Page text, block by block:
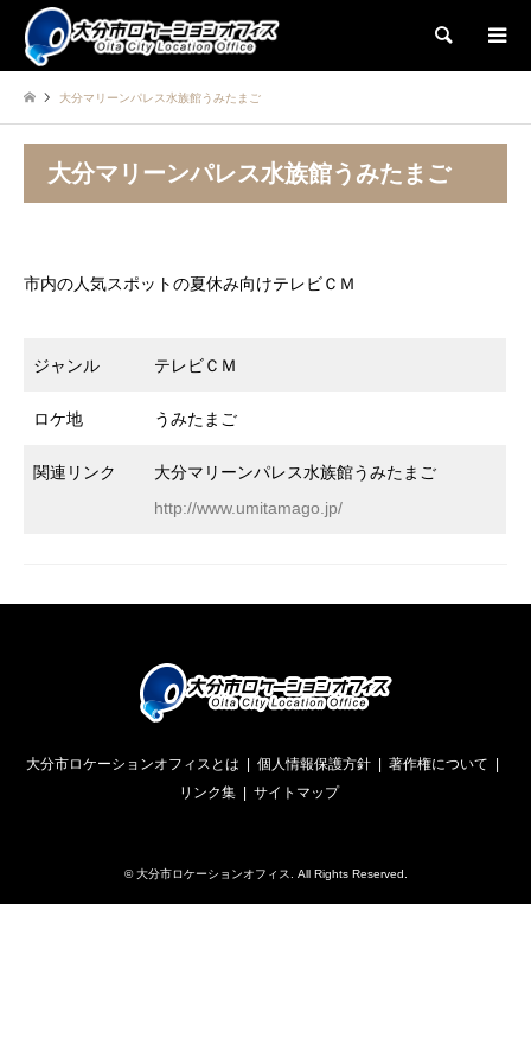
検索
大分マリーンパレス水族館うみたまご
大分マリーンパレス水族館うみたまご
市内の人気スポットの夏休み向けテレビＣＭ
ジャンル テレビＣＭ
ロケ地 うみたまご
関連リンク
大分マリーンパレス水族館うみたまご
http://www.umitamago.jp/
大分市ロケーションオフィスとは 個人情報保護方針
著作権について
リンク集
サイトマップ
©大分市ロケーションオフィス . All Rights Reserved.